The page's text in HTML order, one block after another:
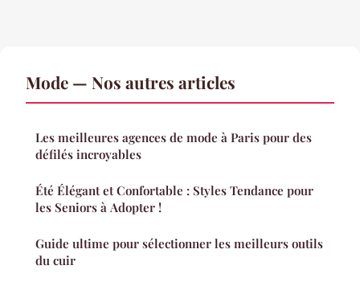
Mode — Nos autres articles
Les meilleures agences de mode à Paris pour des
défilés incroyables
Été Élégant et Confortable : Styles Tendance pour
les Seniors à Adopter !
Guide ultime pour sélectionner les meilleurs outils
du cuir